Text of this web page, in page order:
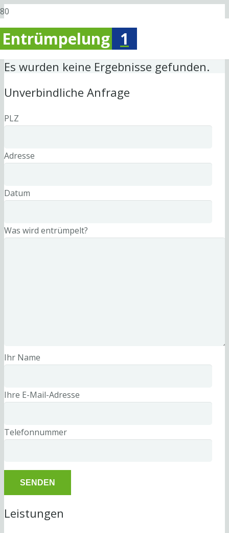
Entrümpelung 1
Es wurden keine Ergebnisse gefunden.
Unverbindliche Anfrage
PLZ
Adresse
Datum
Was wird entrümpelt?
Ihr Name
Ihre E-Mail-Adresse
Telefonnummer
Leistungen